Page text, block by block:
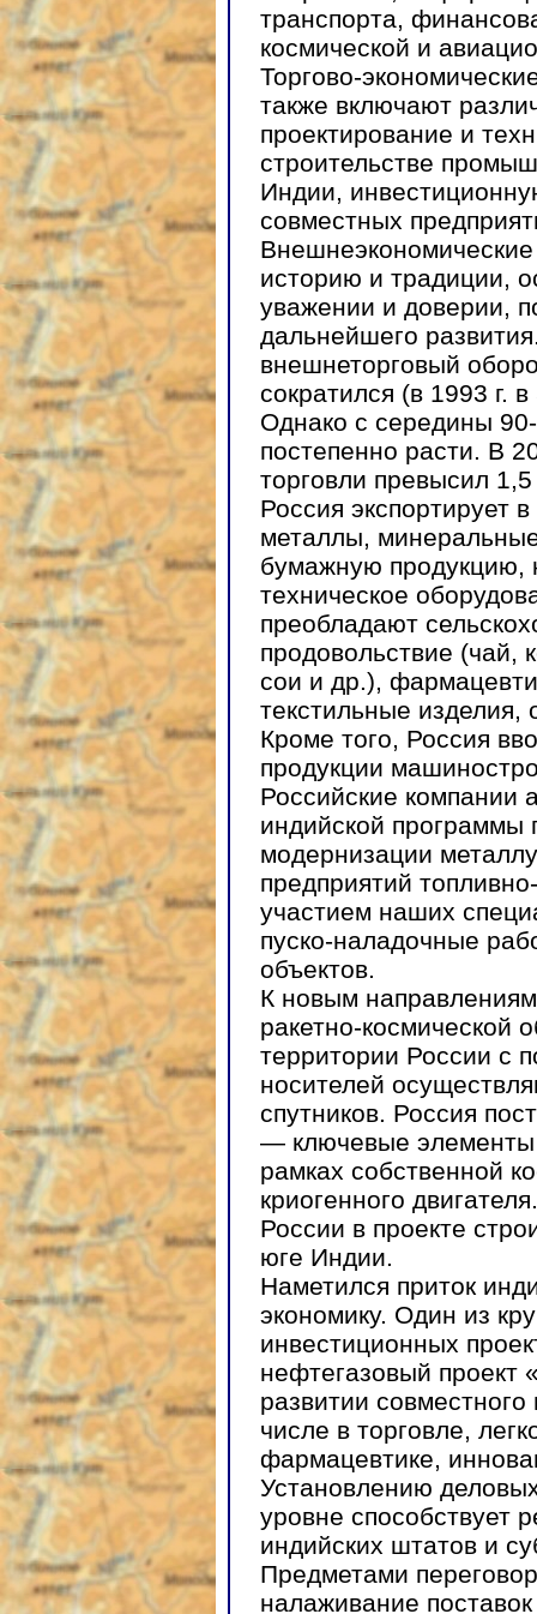
транспорта,
космической и
Торгово-
также включают
проектирование и
строительстве
Индии,
совместных
историю и традиции,
уважении и доверии,
дальнейшего
внешнеторговый
сократился (в 1993 г.
Однако с середины
постепенно расти. В
торговли превысил
Россия экспортирует
металлы,
бумажную продукцию,
техническое
преобладают
продовольствие (чай,
сои и др.),
текстильные изделия,
Кроме того, Россия
продукции
Российские компании
индийской программы
модернизации
предприятий
участием наших
пуско-наладочные
объектов.
К новым направлениям
ракетно-космической
территории России с
носителей
спутников. Россия
— ключевые элементы
рамках собственной
криогенного
России в проекте
юге Индии.
Наметился приток
экономику. Один из
инвестиционных
нефтегазовый проект
развитии
числе в торговле,
фармацевтике,
Установлению
уровне способствует
индийских штатов и
Предметами
налаживание